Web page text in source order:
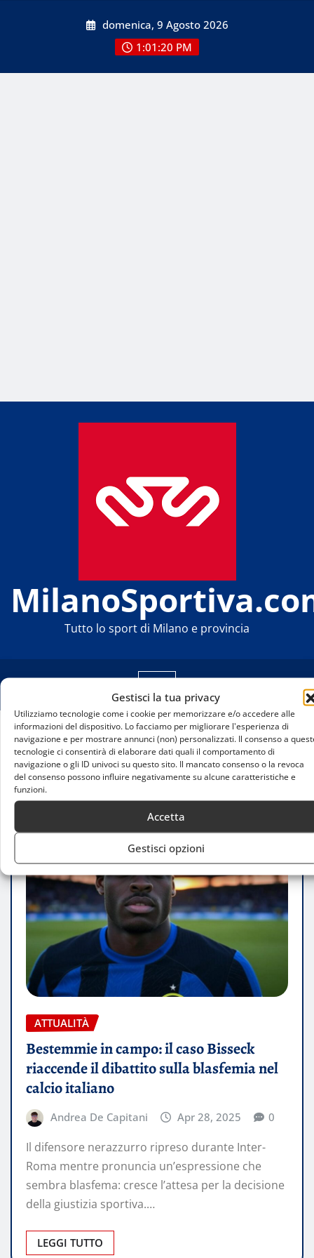
Gestisci la tua privacy
Utilizziamo tecnologie come i cookie per memorizzare e/o accedere alle
informazioni del dispositivo. Lo facciamo per migliorare l'esperienza di
navigazione e per mostrare annunci (non) personalizzati. Il consenso a
tecnologie ci consentirà di elaborare dati quali il comportamento di
navigazione o gli ID univoci su questo sito. Il mancato consenso o la revoca
del consenso possono influire negativamente su alcune caratteristiche e
funzioni.
Accetta
Gestisci opzioni
domenica, 9 Agosto 2026
1:01:20 PM
Tutto lo sport di Milano e provincia
Home
Bestemmie in campo: il caso Bisseck riaccende il
dibattito sulla blasfemia nel calcio italiano
ATTUALITÀ
Bestemmie in campo: il caso Bisseck
riaccende il dibattito sulla blasfemia nel
calcio italiano
Andrea De Capitani Apr 28, 2025 0
Il difensore nerazzurro ripreso durante Inter-
Roma mentre pronuncia un’espressione che
sembra blasfema: cresce l’attesa per la decisione
della giustizia sportiva.…
LEGGI TUTTO